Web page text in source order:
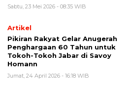
Sabtu, 23 Mei 2026 - 08:35 WIB
Artikel
Pikiran Rakyat Gelar Anugerah
Penghargaan 60 Tahun untuk
Tokoh-Tokoh Jabar di Savoy
Homann
Jumat, 24 April 2026 - 16:18 WIB